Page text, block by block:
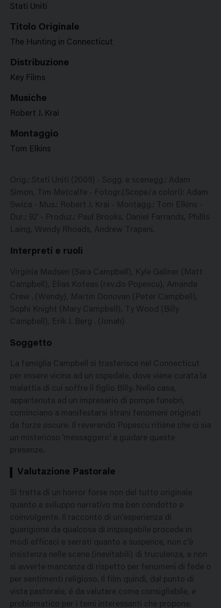
Stati Uniti
Titolo Originale
The Hunting in Connecticut
Distribuzione
Key Films
Musiche
Robert J. Krai
Montaggio
Tom Elkins
Orig.: Stati Uniti (2009) - Sogg. e scenegg.: Adam
Simon, Tim Metcalfe - Fotogr.(Scope/a colori): Adam
Swica - Mus.: Robert J. Krai - Montagg.: Tom Elkins -
Dur.: 92' - Produz.: Paul Brooks, Daniel Farrands, Phillis
Laing, Wendy Rhoads, Andrew Trapani.
Interpreti e ruoli
Virginia Madsen (Sara Campbell), Kyle Galiner (Matt
Campbell), Elias Koteas (rev.do Popescu), Amanda
Crew . (Wendy), Martin Donovan (Peter Campbell),
Sophi Knight (Mary Campbell), Ty Wood (Billy
Campbell), Erik J. Berg . (Jonah)
Soggetto
La famiglia Campbell si trasferisce nel Connecticut
per essere vicina ad un ospedale, dove viene curata la
malattia di cui soffre il figlio Billy. Nella casa,
appartenuta ad un impresario di pompe funebri,
cominciano a manifestarsi strani fenomeni originati
da forze oscure. Il reverendo Popescu ritiene che ci sia
un misterioso 'messaggero' a guidare queste
presenze.
Valutazione Pastorale
Si tratta di un horror forse non del tutto originale
quanto a sviluppo narrativo ma ben condotto e
coinvolgente. Il racconto di un'esperienza di
guarigione da qualcosa di inspiegabile procede in
modi efficaci e serrati quanto a suspence, non c'è
insistenza nelle scene (inevitabili) di truculenza, e non
si avverte mancanza di rispetto per fenomeni di fede o
per sentimenti religioso. Il film quindi, dal punto di
vista pastorale, é da valutare come consigliabile, e
problematico per i temi interessanti che propone.